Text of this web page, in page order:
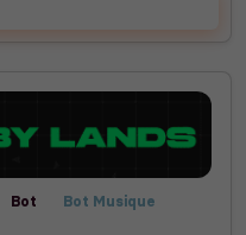
Bot
Bot Musique